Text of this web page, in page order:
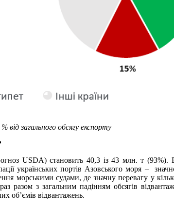
від загального обсягу експорту
USDA) становить 40,3 із 43 млн. т
українських портів Азовського моря –
морськими судами, де значну перевагу у
разом з загальним падінням обсягів
об’ємів відвантажень.